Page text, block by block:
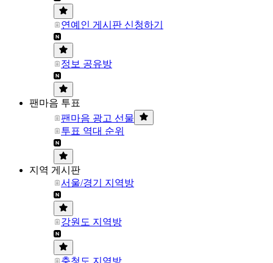
연예인 게시판 신청하기
정보 공유방
팬마음 투표
팬마음 광고 선물
투표 역대 순위
지역 게시판
서울/경기 지역방
강원도 지역방
충청도 지역방